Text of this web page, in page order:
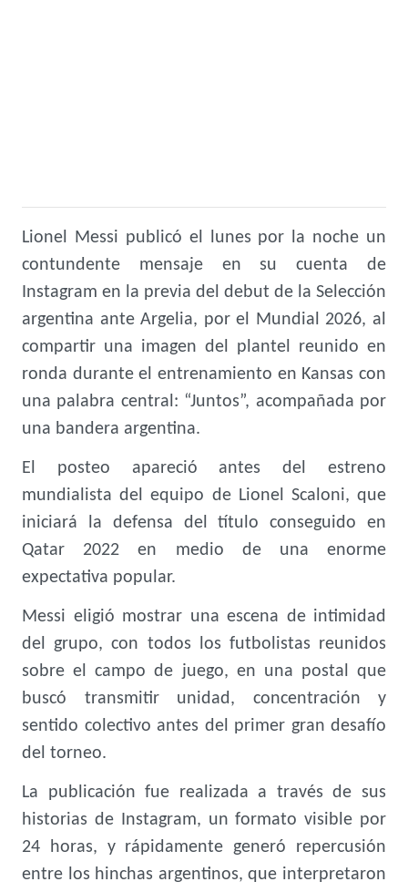
Lionel Messi publicó el lunes por la noche un
contundente mensaje en su cuenta de
Instagram en la previa del debut de la Selección
argentina ante Argelia, por el Mundial 2026, al
compartir una imagen del plantel reunido en
ronda durante el entrenamiento en Kansas con
una palabra central: “Juntos”, acompañada por
una bandera argentina.
El posteo apareció antes del estreno
mundialista del equipo de Lionel Scaloni, que
iniciará la defensa del título conseguido en
Qatar 2022 en medio de una enorme
expectativa popular.
Messi eligió mostrar una escena de intimidad
del grupo, con todos los futbolistas reunidos
sobre el campo de juego, en una postal que
buscó transmitir unidad, concentración y
sentido colectivo antes del primer gran desafío
del torneo.
La publicación fue realizada a través de sus
historias de Instagram, un formato visible por
24 horas, y rápidamente generó repercusión
entre los hinchas argentinos, que interpretaron